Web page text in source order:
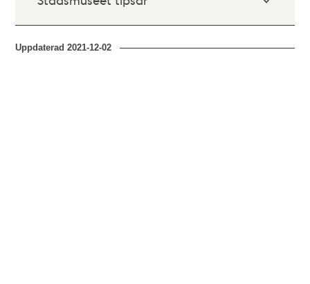
Uppdaterad2021-12-02